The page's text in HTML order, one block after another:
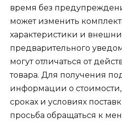
время без
может изменить
характеристики и
предварительного
могут отличаться от
товара. Для получения
информации о
сроках и условиях
просьба обращаться к